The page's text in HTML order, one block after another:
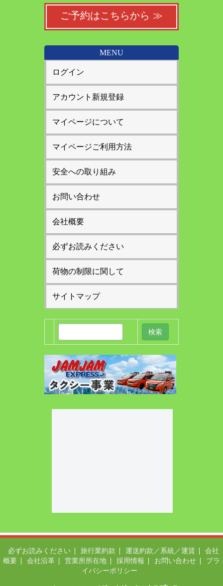
ご予約はこちらから ≫
MENU
ログイン
アカウント新規登録
マイページについて
マイページご利用方法
安全への取り組み
お問い合わせ
会社概要
必ずお読みください
荷物の制限に関して
サイトマップ
必ずお読みください 旅行業約款 運送約款／系統／運賃
会社
概要
会社沿革 営業所所在地 採用情報 お問い合わせ
プラ
イバシーポリシー